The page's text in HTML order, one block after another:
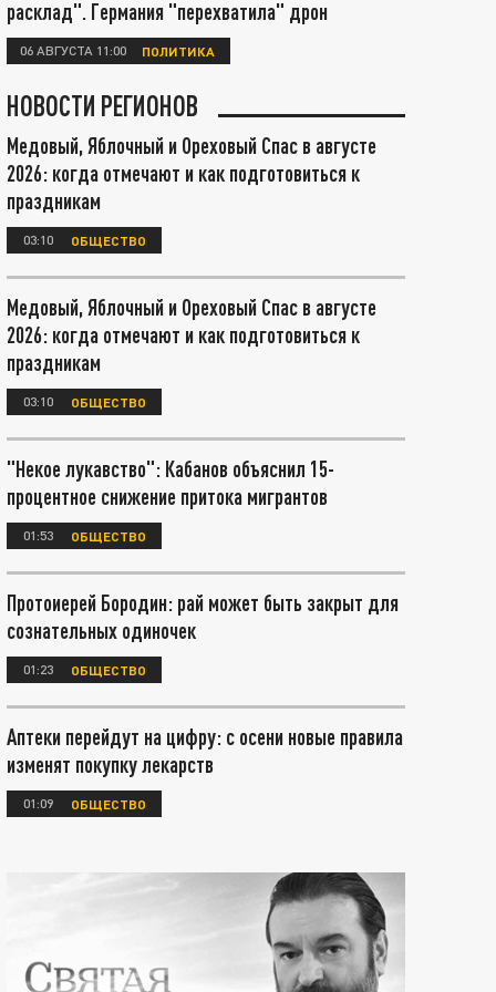
расклад". Германия "перехватила" дрон
06 АВГУСТА 11:00 ПОЛИТИКА
НОВОСТИ РЕГИОНОВ
Медовый, Яблочный и Ореховый Спас в августе
2026: когда отмечают и как подготовиться к
праздникам
03:10 ОБЩЕСТВО
Медовый, Яблочный и Ореховый Спас в августе
2026: когда отмечают и как подготовиться к
праздникам
03:10 ОБЩЕСТВО
"Некое лукавство": Кабанов объяснил 15-
процентное снижение притока мигрантов
01:53 ОБЩЕСТВО
Протоиерей Бородин: рай может быть закрыт для
сознательных одиночек
01:23 ОБЩЕСТВО
Аптеки перейдут на цифру: с осени новые правила
изменят покупку лекарств
01:09 ОБЩЕСТВО